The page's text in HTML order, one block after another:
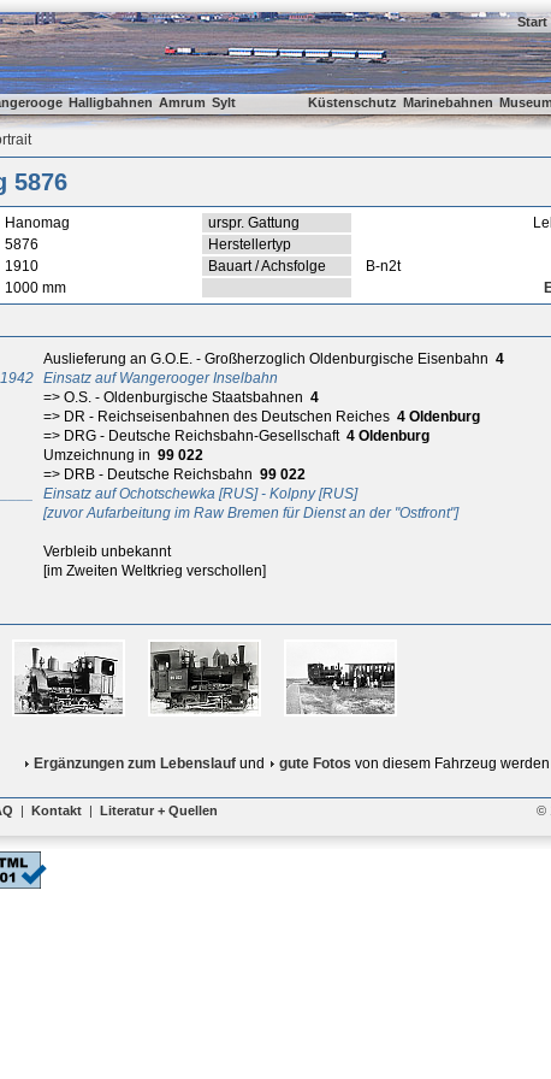
Start
Halligbahnen Amrum Sylt Küstenschutz Marinebahnen Museum
5876
Hanomag urspr. Gattung
5876
Herstellertyp
1910 Bauart / Achsfolge
B-n2t
1000 mm
Auslieferung an G.O.E. - Großherzoglich Oldenburgische Eisenbahn 4
Einsatz auf Wangerooger Inselbahn
=> O.S. - Oldenburgische Staatsbahnen 4
=> DR - Reichseisenbahnen des Deutschen Reiches 4 Oldenburg
=> DRG - Deutsche Reichsbahn-Gesellschaft 4 Oldenburg
Umzeichnung in 99 022
=> DRB - Deutsche Reichsbahn 99 022
Einsatz auf Ochotschewka [RUS] - Kolpny [RUS]
[zuvor Aufarbeitung im Raw Bremen für Dienst an der "Ostfront"]
Verbleib unbekannt
[im Zweiten Weltkrieg verschollen]
Ergänzungen zum Lebenslauf und gute Fotos von diesem Fahrzeug
| Kontakt | Literatur + Quellen ©